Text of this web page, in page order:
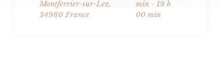
Montferrier-sur-Lez,
34980 France
min - 19 h
00 min